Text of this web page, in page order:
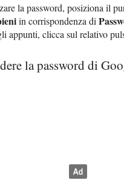
la password, posiziona il
in corrispondenza di
appunti, clicca sul relativo
la password di